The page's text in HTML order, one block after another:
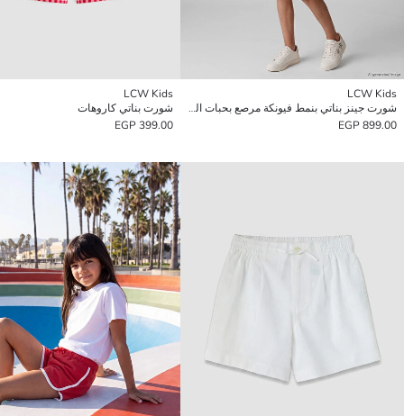
LCW Kids
شورت جينز بناتي بنمط فيونكة مرصع بحبات الراين
899.00 EGP
LCW Kids
شورت بناتي كاروهات
399.00 EGP